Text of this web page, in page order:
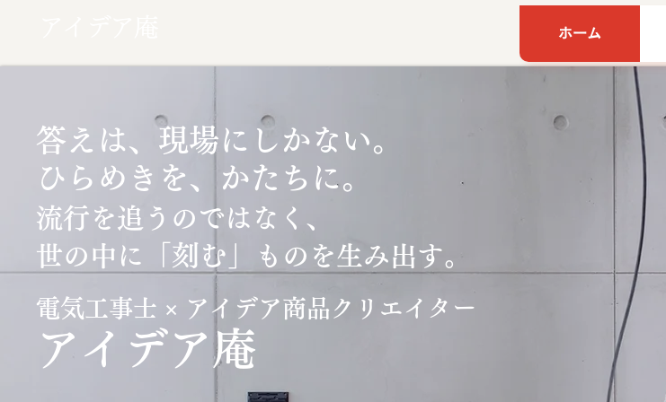
ホーム
ひらめきを、かたちに。
答えは、現場にしかない。
流行を追うのではなく、
世の中に
「刻む」 ものを生み出す。
電気工事士 × アイデア商品クリエイター
​アイデア庵